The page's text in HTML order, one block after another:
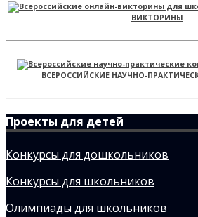
ВИКТОРИНЫ
ВСЕРОССИЙСКИЕ НАУЧНО-
Проекты для детей
Конкурсы для дошкольников
Конкурсы для школьников
Олимпиады для школьников